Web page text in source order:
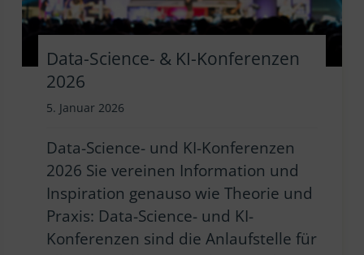
Data-Science- & KI-Konferenzen
2026
5. Januar 2026
Data-Science- und KI-Konferenzen
2026 Sie vereinen Information und
Inspiration genauso wie Theorie und
Praxis: Data-Science- und KI-
Konferenzen sind die Anlaufstelle für